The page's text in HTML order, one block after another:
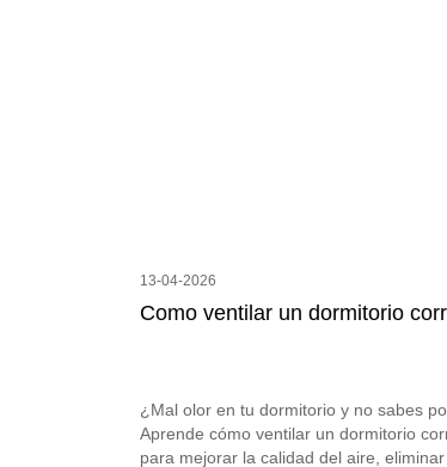
13-04-2026
Como ventilar un dormitorio
¿Mal olor en tu dormitorio y no sabes
Aprende cómo ventilar un dormitorio
para mejorar la calidad del aire, eliminar